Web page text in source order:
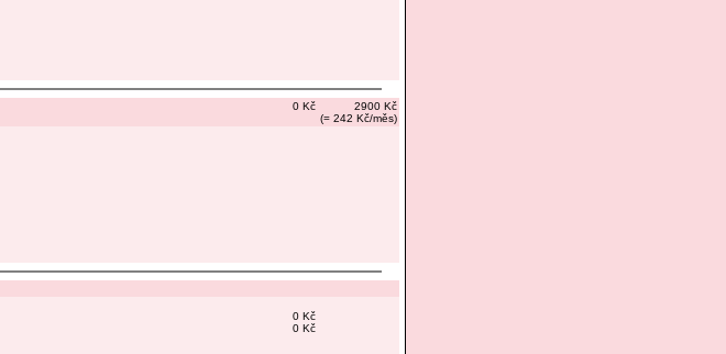
0 Kč
2900 Kč
(= 242 Kč/měs)
0 Kč
0 Kč